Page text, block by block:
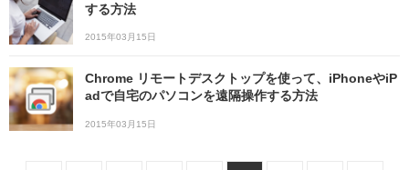
する方法
2015年03月15日
Chrome リモートデスクトップを使って、iPhoneやiP
adで自宅のパソコンを遠隔操作する方法
2015年03月15日